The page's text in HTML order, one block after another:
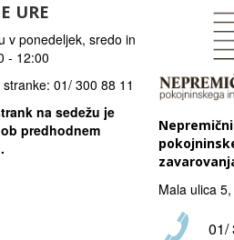
URE
v ponedeljek, sredo in
- 12:00
01/ 300 88 11
na sedežu je
predhodnem
Mala ulica
01/